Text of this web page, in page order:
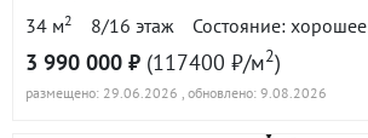
34 м2 8/16 этаж Состояние: хорошее
3 990 000 ₽ (117400 ₽/м2)
размещено: 29.06.2026 , обновлено: 9.08.2026